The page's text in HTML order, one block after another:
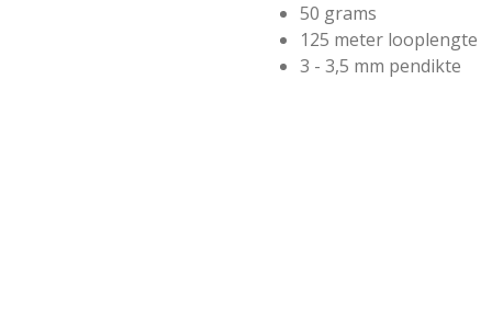
50 grams
125 meter looplengte
3 - 3,5 mm pendikte